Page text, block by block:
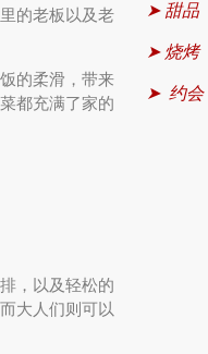
的老板以及老
的柔滑，带来
都充满了家的
，以及轻松的
大人们则可以
➤ 甜品
➤ 烧烤
➤ 约会